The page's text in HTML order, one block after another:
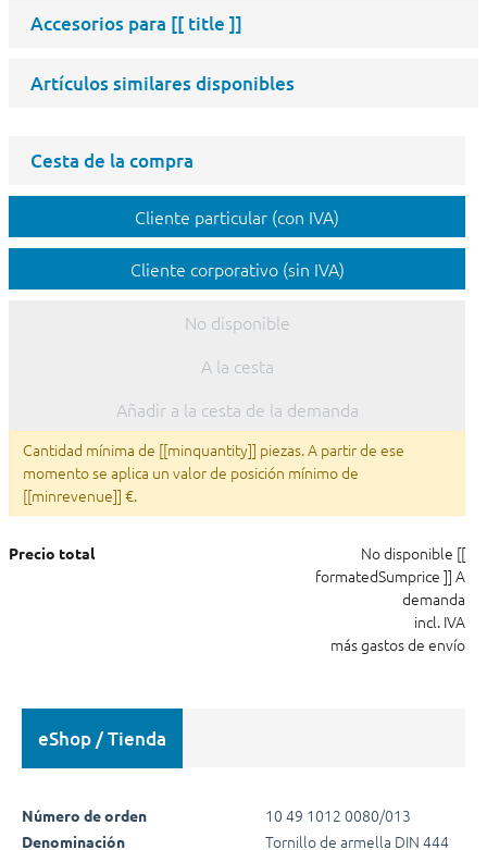
Accesorios para [[ title ]]
Artículos similares disponibles
Cesta de la compra
Cliente particular (con IVA)
Cliente corporativo (sin IVA)
No disponible
A la cesta
Añadir a la cesta de la demanda
Cantidad mínima de [[minquantity]] piezas. A partir de ese
momento se aplica un valor de posición mínimo de
[[minrevenue]] €.
Precio total No disponible [[
formatedSumprice ]] A
demanda
incl. IVA
más gastos de envío
eShop / Tienda
Número de orden 10 49 1012 0080/013
Denominación
Tornillo de armella DIN 444